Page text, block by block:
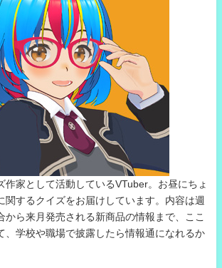
作家として活動しているVTuber。お昼にちょ
関するクイズをお届けしています。内容は週
から来月発売される新商品の情報まで、ここ
、学校や職場で披露したら情報通になれるか